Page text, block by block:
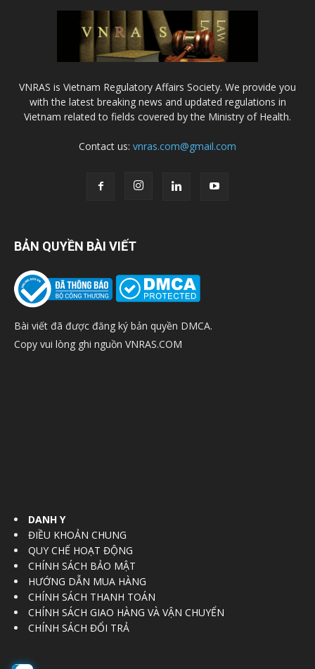
VNRAS is Vietnam Regulatory Affairs Society. We provide you
with the latest breaking news and updated regulations in
Vietnam related to fields covered by the Ministry of Health.
Contact us: vnras.com@gmail.com
BẢN QUYỀN BÀI VIẾT
Bài viết đã được đăng ký bản quyền DMCA.
Copy vui lòng ghi nguồn VNRAS.COM
DANH Y
ĐIỀU KHOẢN CHUNG
QUY CHẾ HOẠT ĐỘNG
CHÍNH SÁCH BẢO MẬT
HƯỚNG DẪN MUA HÀNG
CHÍNH SÁCH THANH TOÁN
CHÍNH SÁCH GIAO HÀNG VÀ VẬN CHUYỂN
CHÍNH SÁCH ĐỔI TRẢ